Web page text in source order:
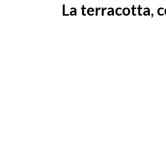
La terracotta,